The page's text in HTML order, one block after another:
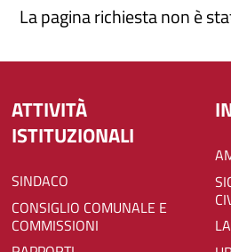
La pagina richiesta non è
ATTIVITÀ
ISTITUZIONALI
SINDACO
CONSIGLIO COMUNALE E
COMMISSIONI
SICUREZZA E PROTEZIONE